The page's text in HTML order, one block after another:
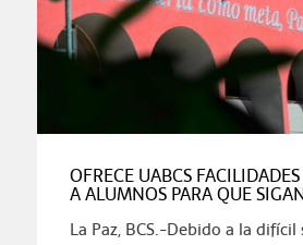
OFRECE UABCS
A ALUMNOS PARA QUE
La Paz, BCS.-Debido a la